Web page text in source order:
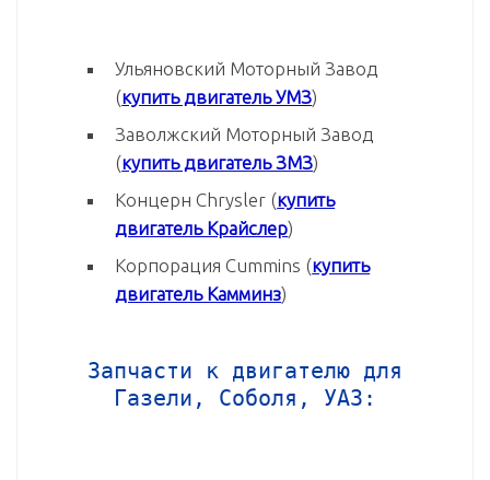
Ульяновский Моторный Завод
(купить двигатель УМЗ)
Заволжский Моторный Завод
(купить двигатель ЗМЗ)
Концерн Chrysler (купить
двигатель Крайслер)
Корпорация Cummins (купить
двигатель Камминз)
Запчасти к двигателю для
Газели, Соболя, УАЗ: